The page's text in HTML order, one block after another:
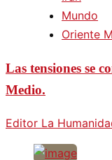
Mundo
Oriente
Las tensiones se
Medio.
Editor La